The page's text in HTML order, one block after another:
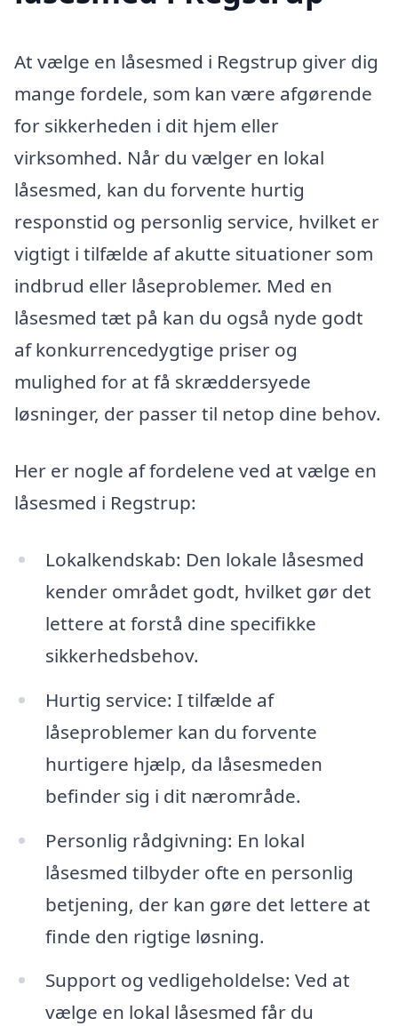
At vælge en låsesmed i Regstrup giver dig
mange fordele, som kan være afgørende
for sikkerheden i dit hjem eller
virksomhed. Når du vælger en lokal
låsesmed, kan du forvente hurtig
responstid og personlig service, hvilket er
vigtigt i tilfælde af akutte situationer som
indbrud eller låseproblemer. Med en
låsesmed tæt på kan du også nyde godt
af konkurrencedygtige priser og
mulighed for at få skræddersyede
løsninger, der passer til netop dine behov.
Her er nogle af fordelene ved at vælge en
låsesmed i Regstrup:
Lokalkendskab: Den lokale låsesmed
kender området godt, hvilket gør det
lettere at forstå dine specifikke
sikkerhedsbehov.
Hurtig service: I tilfælde af
låseproblemer kan du forvente
hurtigere hjælp, da låsesmeden
befinder sig i dit nærområde.
Personlig rådgivning: En lokal
låsesmed tilbyder ofte en personlig
betjening, der kan gøre det lettere at
finde den rigtige løsning.
Support og vedligeholdelse: Ved at
vælge en lokal låsesmed får du